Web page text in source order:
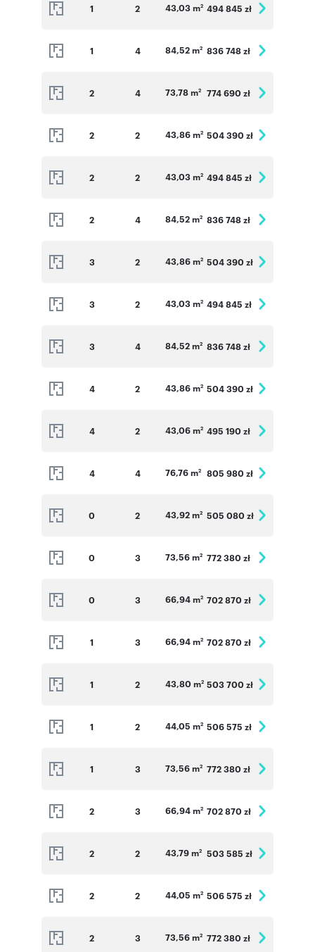
1 2 43,03 m2 494 845 zł
1 4 84,52 m2 836 748 zł
2 4 73,78 m2 774 690 zł
2 2 43,86 m2 504 390 zł
2 2 43,03 m2 494 845 zł
2 4 84,52 m2 836 748 zł
3 2 43,86 m2 504 390 zł
3 2 43,03 m2 494 845 zł
3 4 84,52 m2 836 748 zł
4 2 43,86 m2 504 390 zł
4 2 43,06 m2 495 190 zł
4 4 76,76 m2 805 980 zł
0 2 43,92 m2 505 080 zł
0 3 73,56 m2 772 380 zł
0 3 66,94 m2 702 870 zł
1 3 66,94 m2 702 870 zł
1 2 43,80 m2 503 700 zł
1 2 44,05 m2 506 575 zł
1 3 73,56 m2 772 380 zł
2 3 66,94 m2 702 870 zł
2 2 43,79 m2 503 585 zł
2 2 44,05 m2 506 575 zł
2 3 73,56 m2 772 380 zł